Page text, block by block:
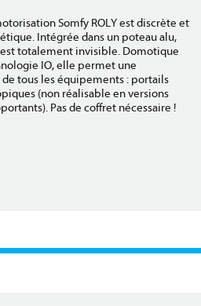
Somfy ROLY est discrète et
Intégrée dans un poteau alu,
totalement invisible. Domotique
IO, elle permet une
tous les équipements : portails
(non réalisable en versions
Pas de coffret nécessaire !